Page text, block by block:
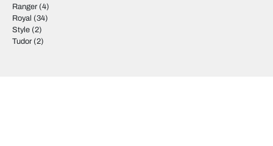
Ranger (4)
Royal (34)
Style (2)
Tudor (2)